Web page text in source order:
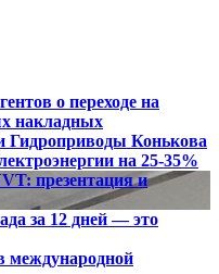
о переходе на
накладных
Гидроприводы Конькова
на 25-35%
презентация и
за 12 дней — это
международной